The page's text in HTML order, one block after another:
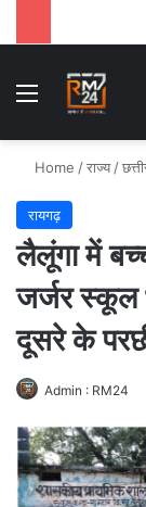
Menu
Home /राज्य /
रायगढ़
लैलूंगा में
जर्जर स्कूल
दूसरे के
Admin : RM24